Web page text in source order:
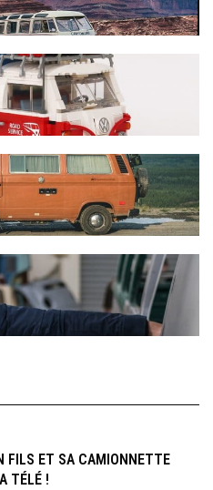
Newsletter
news and special offers.
FILS ET SA CAMIONNETTE
TÉLÉ !